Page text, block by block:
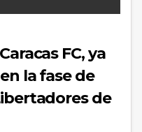
FC, ya
la fase de
de